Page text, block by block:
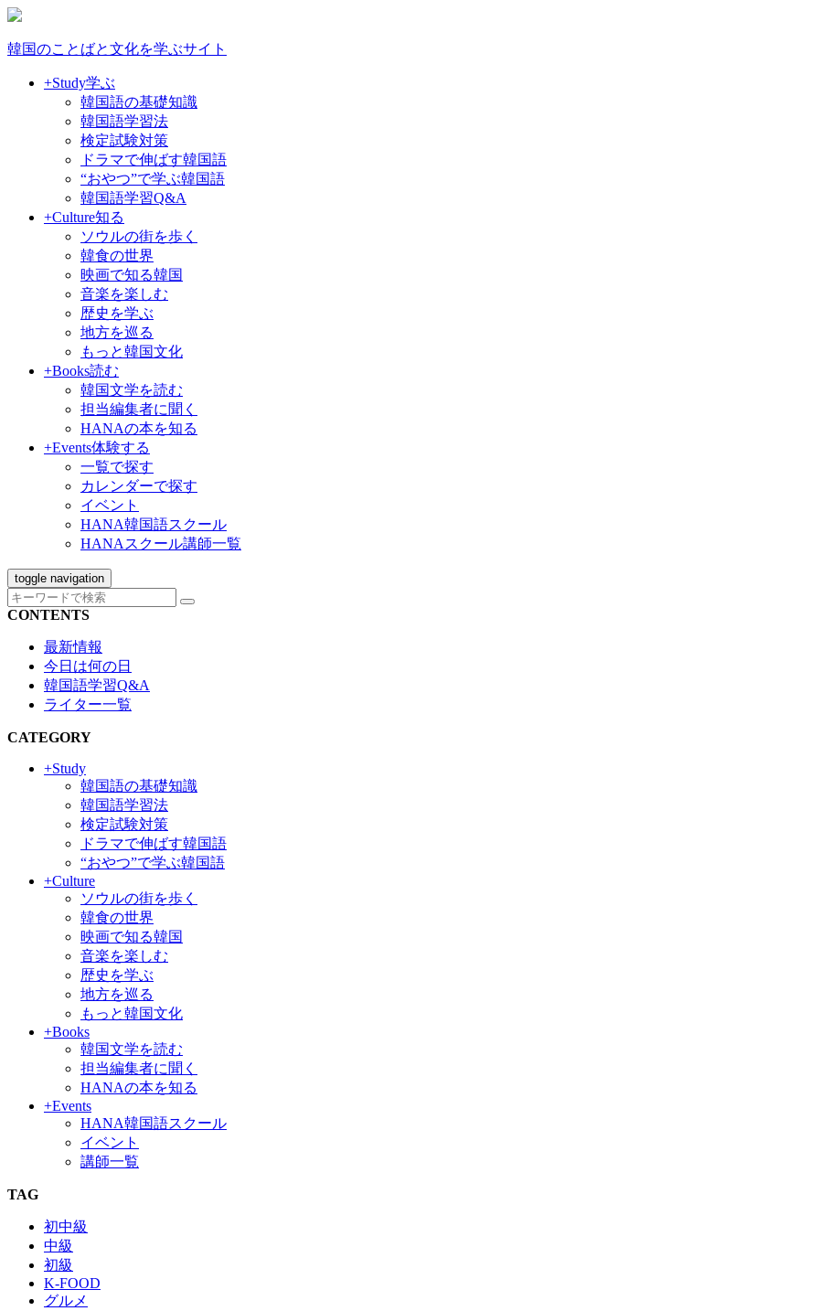
韓国のことばと文化を学ぶサイト
+Study学ぶ
韓国語の基礎知識
韓国語学習法
検定試験対策
ドラマで伸ばす韓国語
“おやつ”で学ぶ韓国語
韓国語学習Q&A
+Culture知る
ソウルの街を歩く
韓食の世界
映画で知る韓国
音楽を楽しむ
歴史を学ぶ
地方を巡る
もっと韓国文化
+Books読む
韓国文学を読む
担当編集者に聞く
HANAの本を知る
+Events体験する
一覧で探す
カレンダーで探す
イベント
HANA韓国語スクール
HANAスクール講師一覧
toggle navigation
CONTENTS
最新情報
今日は何の日
韓国語学習Q&A
ライター一覧
CATEGORY
+Study
韓国語の基礎知識
韓国語学習法
検定試験対策
ドラマで伸ばす韓国語
“おやつ”で学ぶ韓国語
+Culture
ソウルの街を歩く
韓食の世界
映画で知る韓国
音楽を楽しむ
歴史を学ぶ
地方を巡る
もっと韓国文化
+Books
韓国文学を読む
担当編集者に聞く
HANAの本を知る
+Events
HANA韓国語スクール
イベント
講師一覧
TAG
初中級
中級
初級
K-FOOD
グルメ